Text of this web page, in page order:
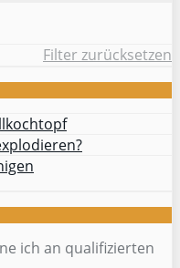
Filter zurücksetzen
ich an qualifizierten